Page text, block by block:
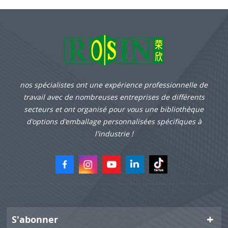
nos spécialistes ont une expérience professionnelle de
travail avec de nombreuses entreprises de différents
secteurs et ont organisé pour vous une bibliothèque
d'options d'emballage personnalisées spécifiques à
l'industrie !
S'abonner